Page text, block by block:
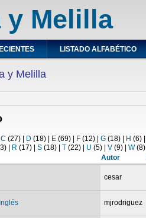
y Melilla
LISTADO ALFABÉTICO
y Melilla
|C (27) D (18) E (69) F (12) |G (18) H (6)
R (17) |S (18) |T (22) U (5) |V (9) |W(8)
Autor
cesar
mjrodriguez